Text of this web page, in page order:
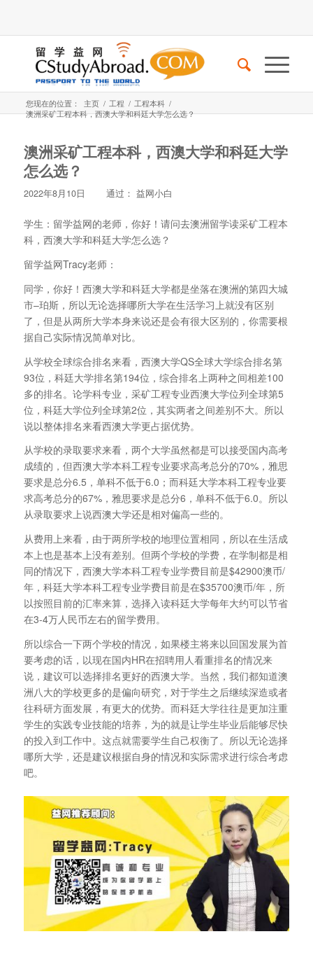
您现在的位置： 主页 / 工程 / 工程本科 /
澳洲采矿工程本科，西澳大学和科廷大学怎么选？
澳洲采矿工程本科，西澳大学和科廷大学
怎么选？
2022年8月10日 通过： 益网小白
学生：留学益网的老师，你好！请问去澳洲留学读采矿工程本
科，西澳大学和科廷大学怎么选？
留学益网Tracy老师：
同学，你好！西澳大学和科廷大学都是坐落在澳洲的第四大城
市–珀斯，所以无论选择哪所大学在生活学习上就没有区别
了，但是从两所大学本身来说还是会有很大区别的，你需要根
据自己实际情况简单对比。
从学校全球综合排名来看，西澳大学QS全球大学综合排名第
93位，科廷大学排名第194位，综合排名上两种之间相差100
多的排名。论学科专业，采矿工程专业西澳大学位列全球第5
位，科廷大学位列全球第2位，其实两者之间差别不大。所以
说以整体排名来看西澳大学更占据优势。
从学校的录取要求来看，两个大学虽然都是可以接受国内高考
成绩的，但西澳大学本科工程专业要求高考总分的70%，雅思
要求是总分6.5，单科不低于6.0；而科廷大学本科工程专业要
求高考总分的67%，雅思要求是总分6，单科不低于6.0。所以
从录取要求上说西澳大学还是相对偏高一些的。
从费用上来看，由于两所学校的地理位置相同，所以在生活成
本上也是基本上没有差别。但两个学校的学费，在学制都是相
同的情况下，西澳大学本科工程专业学费目前是$42900澳币/
年，科廷大学本科工程专业学费目前是在$35700澳币/年，所
以按照目前的汇率来算，选择入读科廷大学每年大约可以节省
在3-4万人民币左右的留学费用。
所以综合一下两个学校的情况，如果楼主将来以回国发展为首
要考虑的话，以现在国内HR在招聘用人看重排名的情况来
说，建议可以选择排名更好的西澳大学。当然，我们都知道澳
洲八大的学校更多的是偏向研究，对于学生之后继续深造或者
往科研方面发展，有更大的优势。而科廷大学往往是更加注重
学生的实践专业技能的培养，为的就是让学生毕业后能够尽快
的投入到工作中。这点就需要学生自己权衡了。所以无论选择
哪所大学，还是建议根据自身的情况和实际需求进行综合考虑
吧。